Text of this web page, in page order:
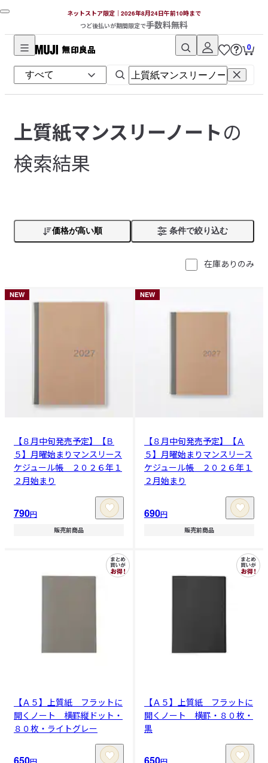
ネットストア限定｜2026年8月24日午前10時まで
つど後払いが期間限定で手数料無料
無
印
良
ネ
ッ
ト
ス
0
上質紙マンスリーノートの
検索結果
価格が高い順 条件で絞り込む
在庫ありのみ
NEW
【８月中旬発売予定】【Ｂ
５】月曜始まりマンスリース
ケジュール帳 ２０２６年１
２月始まり
790円
販売前商品
NEW
【８月中旬発売予定】【Ａ
５】月曜始まりマンスリース
ケジュール帳 ２０２６年１
２月始まり
690円
販売前商品
【Ａ５】上質紙 フラットに
開くノート 横罫縦ドット・
８０枚・ライトグレー
【Ａ５】上質紙 フラットに
開くノート 横罫・８０枚・
黒